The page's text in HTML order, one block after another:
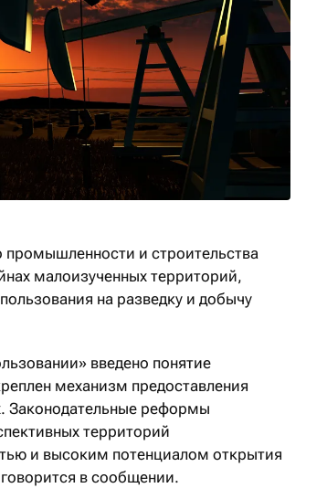
и строительства
малоизученных территорий,
на разведку и добычу
введено понятие
механизм предоставления
Законодательные реформы
территорий
и высоким потенциалом открытия
в сообщении.